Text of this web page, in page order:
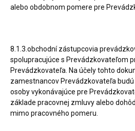
alebo obdobnom pomere pre
8.1.3.obchodní zástupcovia
spolupracujúce s Prevádzkovateľom
Prevádzkovateľa. Na účely tohto
zamestnancov Prevádzkovateľa
osoby vykonávajúce pre
základe pracovnej zmluvy alebo
mimo pracovného pomeru.